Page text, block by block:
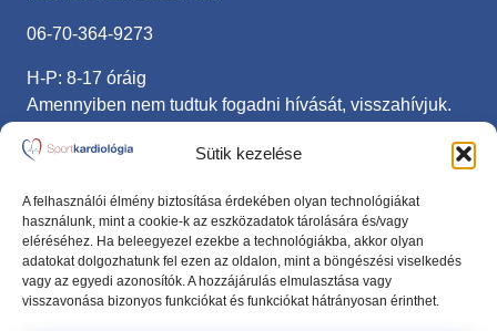
Sütik kezelése
A felhasználói élmény biztosítása érdekében olyan technológiákat
használunk, mint a cookie-k az eszközadatok tárolására és/vagy
eléréséhez. Ha beleegyezel ezekbe a technológiákba, akkor olyan
adatokat dolgozhatunk fel ezen az oldalon, mint a böngészési viselkedés
vagy az egyedi azonosítók. A hozzájárulás elmulasztása vagy
visszavonása bizonyos funkciókat és funkciókat hátrányosan érinthet.
06-70-364-9273
H-P: 8-17 óráig
Amennyiben nem tudtuk fogadni hívását, visszahívjuk.
sportkardiologia@gmail.com
Fontos linkek
Adatvédelmi nyilatkozat
Anamnézis lap